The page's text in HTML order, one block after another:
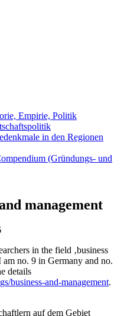
Empirie, Politik
in den Regionen
(Gründungs- und
management
in the field ‚business
am no. 9 in Germany and no.
details
business-and-management.
auf dem Gebiet